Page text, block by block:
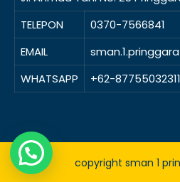
TELEPON
0370-7566841
EMAIL
WHATSAPP
+62-87755032311
copyright sman 1